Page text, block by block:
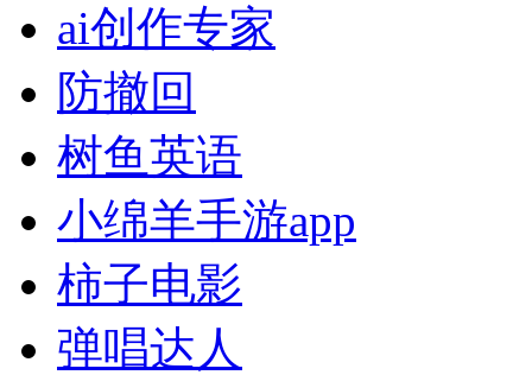
ai创作专家
防撤回
树鱼英语
小绵羊手游app
柿子电影
弹唱达人